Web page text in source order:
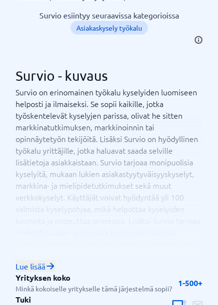
Survio esiintyy seuraavissa kategorioissa
Asiakaskysely työkalu
Survio - kuvaus
Survio on erinomainen työkalu kyselyiden luomiseen
helposti ja ilmaiseksi. Se sopii kaikille, jotka
työskentelevät kyselyjen parissa, olivat he sitten
markkinatutkimuksen, markkinoinnin tai
opinnäytetyön tekijöitä. Lisäksi Survio on hyödyllinen
työkalu yrittäjille, jotka haluavat saada selville
lisätietoja asiakkaistaan. Survio tarjoaa monipuolisia
kyselyitä, mukaan lukien asiakastyytyväisyyskyselyt,
markkina- ja mielipidetutkimukset sekä muut
verkkokyselyt. Käyttäjät voivat hyödyntää yli 100
valmista kyselypohjaa, mikä helpottaa kyselyiden
Kenelle Survio sopii?
Sekä pienet, keskisuuret että suuret yritykset
hyötyvät ratkaisuista.
Lue lisää
Yrityksen koko
Minkä kokoiselle yritykselle tämä järjestelmä sopii?
1-500+
Tuki